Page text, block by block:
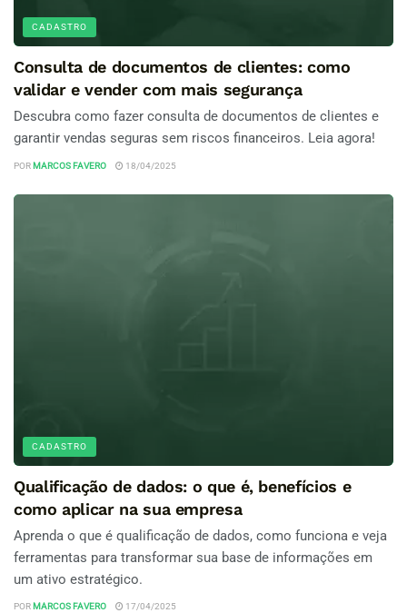
CADASTRO
Consulta de documentos de clientes: como
validar e vender com mais segurança
Descubra como fazer consulta de documentos de clientes e
garantir vendas seguras sem riscos financeiros. Leia agora!
POR MARCOS FAVERO 18/04/2025
CADASTRO
Qualificação de dados: o que é, benefícios e
como aplicar na sua empresa
Aprenda o que é qualificação de dados, como funciona e veja
ferramentas para transformar sua base de informações em
um ativo estratégico.
POR MARCOS FAVERO 17/04/2025